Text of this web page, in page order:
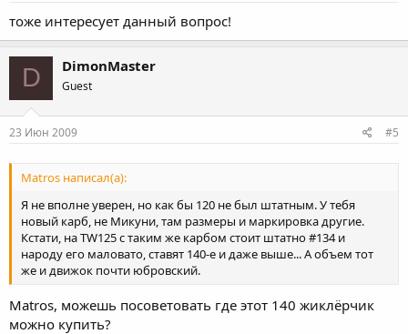
тоже интересует данный вопрос!
D DimonMaster
Guest
23 Июн 2009 #5
Matros написал(а):
Я не вполне уверен, но как бы 120 не был штатным. У тебя
новый карб, не Микуни, там размеры и маркировка другие.
Кстати, на TW125 c таким же карбом стоит штатно #134 и
народу его маловато, ставят 140-е и даже выше... А объем тот
же и движок почти юбровский.
Matros, можешь посоветовать где этот 140 жиклёрчик
можно купить?